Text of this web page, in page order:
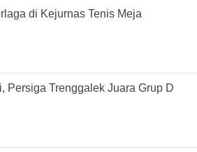
di Kejurnas Tenis Meja
Persiga Trenggalek Juara Grup D